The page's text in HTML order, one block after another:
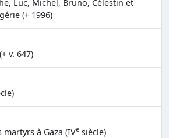
Luc, Michel, Bruno, Célestin et
(+ 1996)
v. 647)
martyrs à Gaza (IVe siècle)